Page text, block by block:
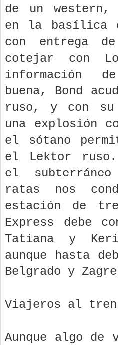
de un
en la basílica
con entrega
cotejar con
información
buena, Bond
ruso, y con su
una explosión
el sótano
el Lektor
el
ratas nos
estación de
Express debe
Tatiana y
aunque hasta
Belgrado y
Viajeros al tren
Aunque algo